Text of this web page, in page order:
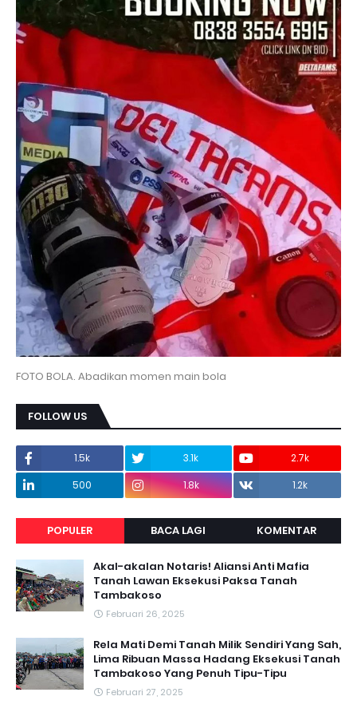
FOTO BOLA. Abadikan momen main bola
FOLLOW US
1.5k 3.1k
2.7k
500
1.8k 1.2k
POPULER BACA LAGI KOMENTAR
Akal-akalan Notaris! Aliansi Anti Mafia
Tanah Lawan Eksekusi Paksa Tanah
Tambakoso
Februari 26, 2025
Rela Mati Demi Tanah Milik Sendiri Yang Sah,
Lima Ribuan Massa Hadang Eksekusi Tanah
Tambakoso Yang Penuh Tipu-Tipu
Februari 27, 2025